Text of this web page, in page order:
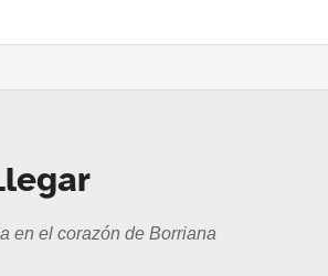
en el corazón de Borriana